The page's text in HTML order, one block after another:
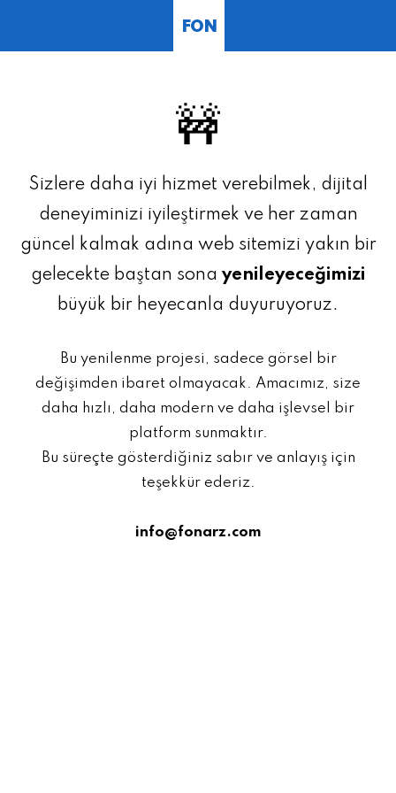
FON
🚧
Sizlere daha iyi hizmet verebilmek, dijital
deneyiminizi iyileştirmek ve her zaman
güncel kalmak adına web sitemizi yakın bir
gelecekte baştan sona yenileyeceğimizi
büyük bir heyecanla duyuruyoruz.
Bu yenilenme projesi, sadece görsel bir
değişimden ibaret olmayacak. Amacımız, size
daha hızlı, daha modern ve daha işlevsel bir
platform sunmaktır.
Bu süreçte gösterdiğiniz sabır ve anlayış için
teşekkür ederiz.
info@fonarz.com